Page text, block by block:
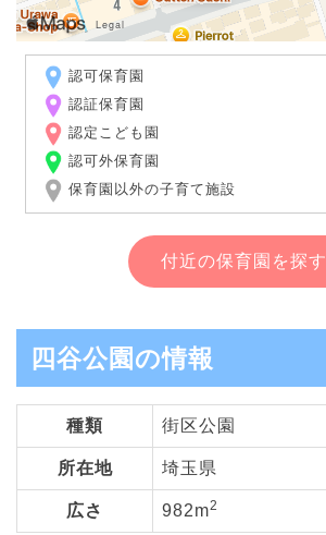
認可保育園
認証保育園
認定こども園
認可外保育園
保育園以外の子育て施設
付近の保育園を探す
四谷公園の情報
種類 街区公園
所在地 埼玉県
広さ 982m2